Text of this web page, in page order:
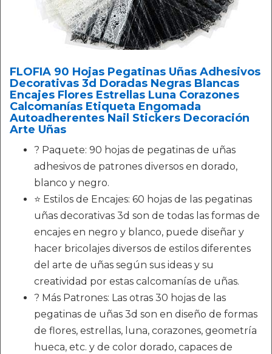
FLOFIA 90 Hojas Pegatinas Uñas Adhesivos
Decorativas 3d Doradas Negras Blancas
Encajes Flores Estrellas Luna Corazones
Calcomanías Etiqueta Engomada
Autoadherentes Nail Stickers Decoración
Arte Uñas
? Paquete: 90 hojas de pegatinas de uñas
adhesivos de patrones diversos en dorado,
blanco y negro.
⭐ Estilos de Encajes: 60 hojas de las pegatinas
uñas decorativas 3d son de todas las formas de
encajes en negro y blanco, puede diseñar y
hacer bricolajes diversos de estilos diferentes
del arte de uñas según sus ideas y su
creatividad por estas calcomanías de uñas.
? Más Patrones: Las otras 30 hojas de las
pegatinas de uñas 3d son en diseño de formas
de flores, estrellas, luna, corazones, geometría
hueca, etc. y de color dorado, capaces de